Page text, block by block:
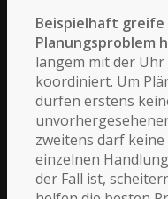
Beispielhaft greife
Planungsproblem
langem mit der
koordiniert. Um
dürfen erstens
zweitens darf
einzelnen
der Fall ist,